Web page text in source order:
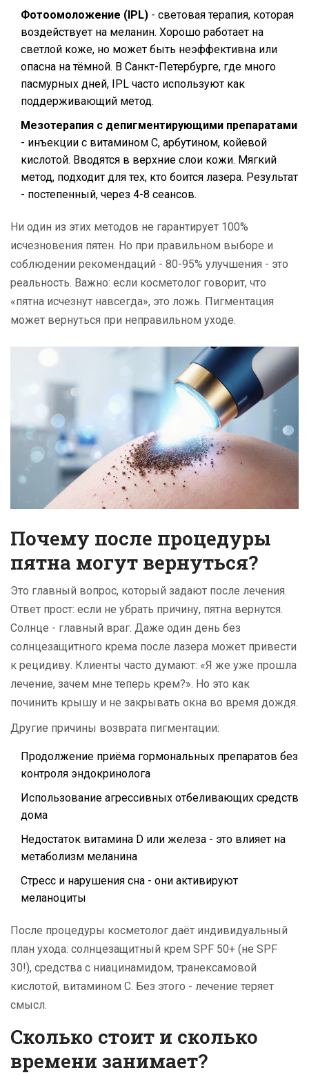
Фотоомоложение (IPL) - световая терапия, которая
воздействует на меланин. Хорошо работает на
светлой коже, но может быть неэффективна или
опасна на тёмной. В Санкт-Петербурге, где много
пасмурных дней, IPL часто используют как
поддерживающий метод.
Мезотерапия с депигментирующими препаратами
- инъекции с витамином С, арбутином, койевой
кислотой. Вводятся в верхние слои кожи. Мягкий
метод, подходит для тех, кто боится лазера. Результат
- постепенный, через 4-8 сеансов.
Ни один из этих методов не гарантирует 100%
исчезновения пятен. Но при правильном выборе и
соблюдении рекомендаций - 80-95% улучшения - это
реальность. Важно: если косметолог говорит, что
«пятна исчезнут навсегда», это ложь. Пигментация
может вернуться при неправильном уходе.
Почему после процедуры
пятна могут вернуться?
Это главный вопрос, который задают после лечения.
Ответ прост: если не убрать причину, пятна вернутся.
Солнце - главный враг. Даже один день без
солнцезащитного крема после лазера может привести
к рецидиву. Клиенты часто думают: «Я же уже прошла
лечение, зачем мне теперь крем?». Но это как
починить крышу и не закрывать окна во время дождя.
Другие причины возврата пигментации:
Продолжение приёма гормональных препаратов без
контроля эндокринолога
Использование агрессивных отбеливающих средств
дома
Недостаток витамина D или железа - это влияет на
метаболизм меланина
Стресс и нарушения сна - они активируют
меланоциты
После процедуры косметолог даёт индивидуальный
план ухода: солнцезащитный крем SPF 50+ (не SPF
30!), средства с ниацинамидом, транексамовой
кислотой, витамином С. Без этого - лечение теряет
смысл.
Сколько стоит и сколько
времени занимает?